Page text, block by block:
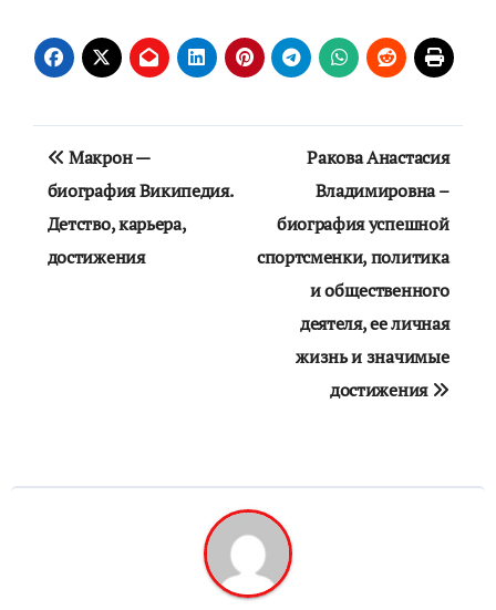
Навигация
по
записям
Макрон —
биография Википедия.
Детство, карьера,
достижения
Ракова Анастасия
Владимировна –
биография успешной
спортсменки, политика
и общественного
деятеля, ее личная
жизнь и значимые
достижения